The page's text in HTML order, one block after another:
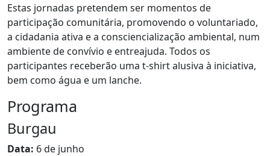
Estas jornadas pretendem ser momentos de
participação comunitária, promovendo o voluntariado,
a cidadania ativa e a consciencialização ambiental, num
ambiente de convívio e entreajuda. Todos os
participantes receberão uma t-shirt alusiva à iniciativa,
bem como água e um lanche.
Programa
Burgau
Data: 6 de junho